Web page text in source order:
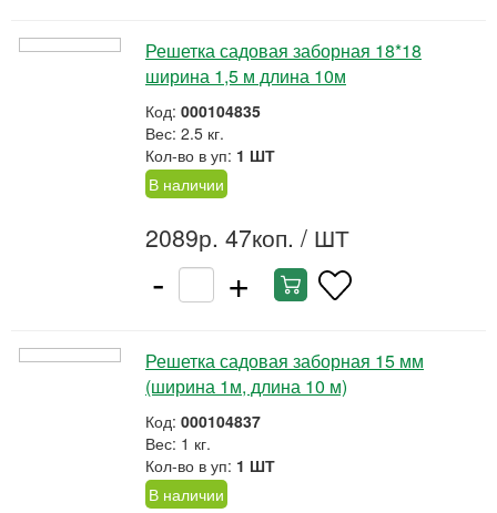
Решетка садовая заборная 18*18
ширина 1,5 м длина 10м
Код: 000104835
Вес: 2.5 кг.
Кол-во в уп: 1 ШТ
В наличии
2089р. 47коп. / ШТ
- +
Решетка садовая заборная 15 мм
(ширина 1м, длина 10 м)
Код: 000104837
Вес: 1 кг.
Кол-во в уп: 1 ШТ
В наличии